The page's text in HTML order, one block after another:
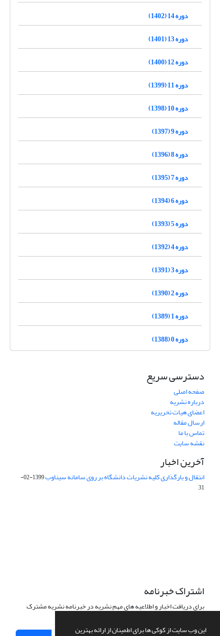
این وب سایت از کوکی ها برای اطمینان از ارائه بهترین
دوره 14 (1402)
دوره 13 (1401)
دوره 12 (1400)
دوره 11 (1399)
دوره 10 (1398)
دوره 9 (1397)
دوره 8 (1396)
دوره 7 (1395)
دوره 6 (1394)
دوره 5 (1393)
دوره 4 (1392)
دوره 3 (1391)
دوره 2 (1390)
دوره 1 (1389)
دوره 0 (1388)
دسترسی سریع
صفحه اصلی
درباره نشریه
اعضای هیات تحریریه
ارسال مقاله
تماس با ما
نقشه سایت
آخرین اخبار
انتقال و بارگذاری کلیه نشریات دانشگاه بر روی سامانه سیناوب
1399-02-
31
اشتراک خبرنامه
برای دریافت اخبار و اطلاعیه های مهم نشریه در خبرنامه نشریه مشترک